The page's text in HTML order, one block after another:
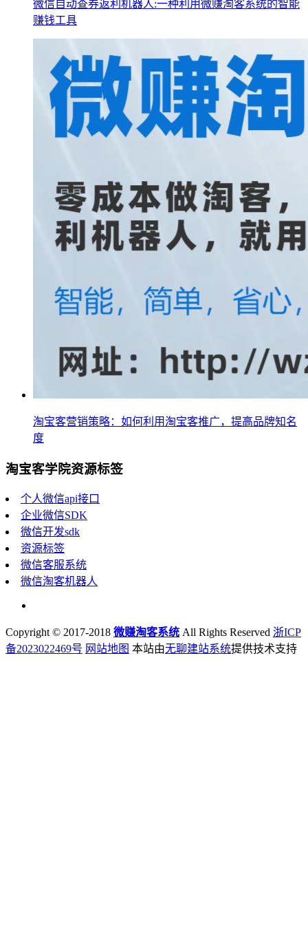
微信自动查券返利机器人:一种利用微赚淘客系统的智能
赚钱工具
淘宝客营销策略：如何利用淘宝客推广，提高品牌知名
度
淘宝客学院资源标签
个人微信api接口
企业微信SDK
微信开发sdk
资源标签
微信客服系统
微信淘客机器人
Copyright © 2017-2018 微赚淘客系统 All Rights Reserved 浙ICP
备2023022469号 网站地图 本站由无聊建站系统提供技术支持